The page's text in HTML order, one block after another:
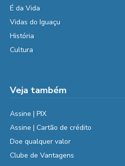
É da Vida
Vidas do Iguaçu
História
Cultura
Veja também
Assine | PIX
Assine | Cartão de crédito
Doe qualquer valor
Clube de Vantagens